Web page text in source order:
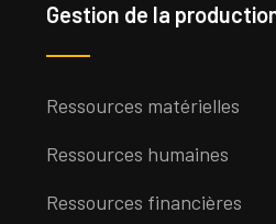
Gestion de la
Ressources matérielles
Ressources humaines
Ressources financières